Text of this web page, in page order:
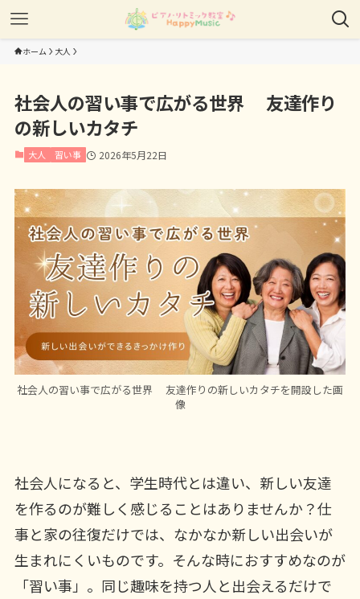
ホーム 大人
社会人の習い事で広がる世界 友達作り
の新しいカタチ
大人 習い事 2026年5月22日
社会人の習い事で広がる世界 友達作りの新しいカタチを開設した画
像
社会人になると、学生時代とは違い、新しい友達
を作るのが難しく感じることはありませんか？仕
事と家の往復だけでは、なかなか新しい出会いが
生まれにくいものです。そんな時におすすめなのが
「習い事」。同じ趣味を持つ人と出会えるだけで